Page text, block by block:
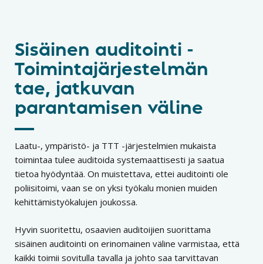
Sisäinen auditointi -
Toimintajärjestelmän
tae, jatkuvan
parantamisen väline
Laatu-, ympäristö- ja TTT -järjestelmien mukaista
toimintaa tulee auditoida systemaattisesti ja saatua
tietoa hyödyntää. On muistettava, ettei auditointi ole
poliisitoimi, vaan se on yksi työkalu monien muiden
kehittämistyökalujen joukossa.
Hyvin suoritettu, osaavien auditoijien suorittama
sisäinen auditointi on erinomainen väline varmistaa, että
kaikki toimii sovitulla tavalla ja johto saa tarvittavan